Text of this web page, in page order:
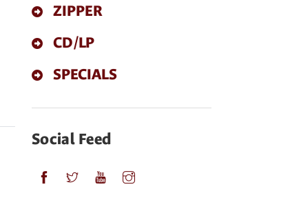
ZIPPER
CD/LP
SPECIALS
Social Feed